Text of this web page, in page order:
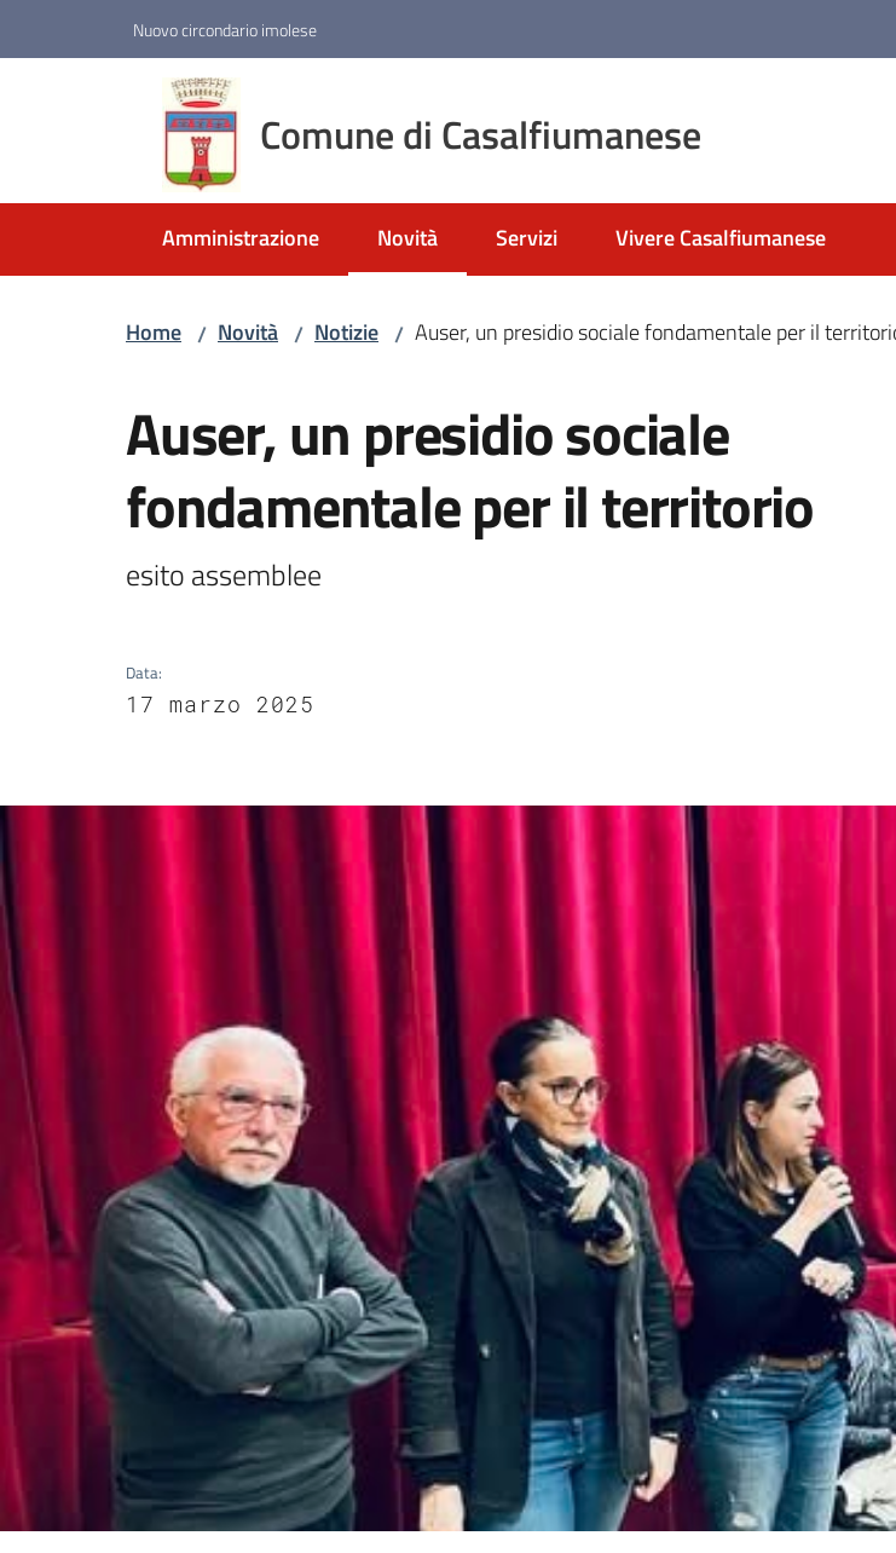
Nuovo circondario imolese
Comune di Casalfiumanese
Amministrazione Novità
Menu selezionato
Servizi Vivere Casalfiumanese
Home / Novità / Notizie / Auser, un presidio sociale fondamentale per il
Auser, un presidio sociale
fondamentale per il territorio
esito assemblee
Data:
17 marzo 2025